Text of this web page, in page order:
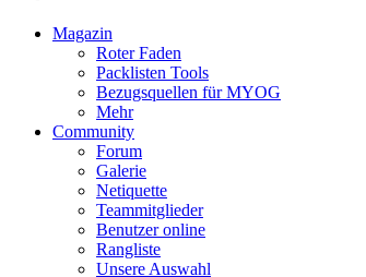
Magazin
Roter Faden
Packlisten Tools
Bezugsquellen für MYOG
Mehr
Community
Forum
Galerie
Netiquette
Teammitglieder
Benutzer online
Rangliste
Unsere Auswahl